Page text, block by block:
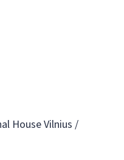
House Vilnius /